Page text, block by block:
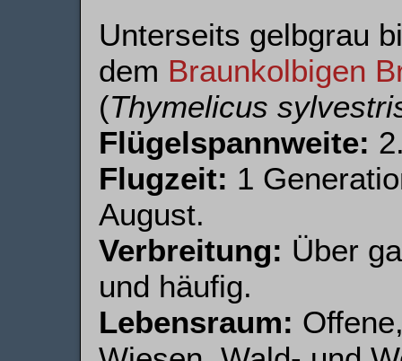
Unterseits gelbgrau
dem Braun­kolbigen
(Thymelicus
Flügelspannweite:
Flugzeit: 1
August.
Verbreitung: Über
und häufig.
Lebensraum: